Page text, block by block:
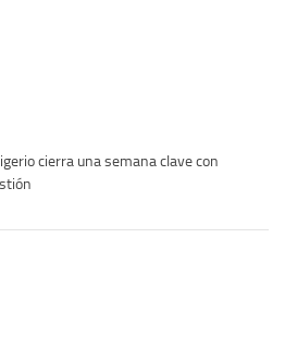
cierra una semana clave con